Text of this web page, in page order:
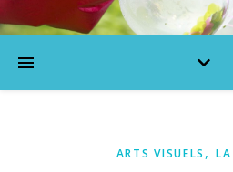
ARTS VISUELS ,LA